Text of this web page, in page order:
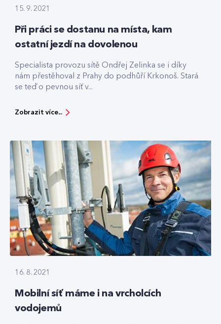
15. 9. 2021
Při práci se dostanu na místa, kam
ostatní jezdí na dovolenou
Specialista provozu sítě Ondřej Zelinka se i díky
nám přestěhoval z Prahy do podhůří Krkonoš. Stará
se teď o pevnou síť v...
Zobrazit více...
16. 8. 2021
Mobilní síť máme i na vrcholcích
vodojemů